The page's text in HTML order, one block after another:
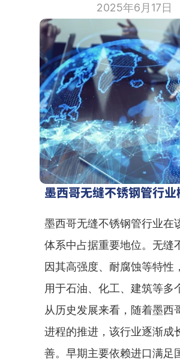
2025年6月17日
墨西哥无缝不锈钢管行业
墨西哥无缝不锈钢管行业在
体系中占据重要地位。无缝
因其高强度、耐腐蚀等特性
用于石油、化工、建筑等多
从历史发展来看，随着墨西
进程的推进，该行业逐渐成
善。早期主要依赖进口满足